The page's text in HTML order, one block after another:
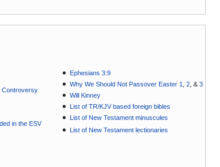
Controversy
in the ESV
Ephesians 3:9
Why We Should Not Passover Easter 1
,2 , &3
Will Kinney
List of TR/KJV based foreign bibles
List of New Testament minuscules
List of New Testament lectionaries